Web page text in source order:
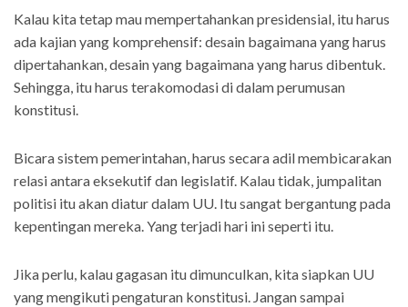
Kalau kita tetap mau mempertahankan presidensial, itu harus
ada kajian yang komprehensif: desain bagaimana yang harus
dipertahankan, desain yang bagaimana yang harus dibentuk.
Sehingga, itu harus terakomodasi di dalam perumusan
konstitusi.
Bicara sistem pemerintahan, harus secara adil membicarakan
relasi antara eksekutif dan legislatif. Kalau tidak, jumpalitan
politisi itu akan diatur dalam UU. Itu sangat bergantung pada
kepentingan mereka. Yang terjadi hari ini seperti itu.
Jika perlu, kalau gagasan itu dimunculkan, kita siapkan UU
yang mengikuti pengaturan konstitusi. Jangan sampai